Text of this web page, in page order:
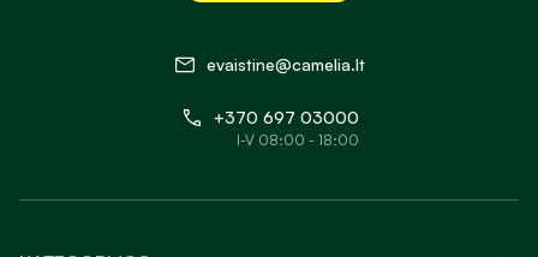
evaistine@camelia.lt
+370 697 03000
I-V 08:00 - 18:00